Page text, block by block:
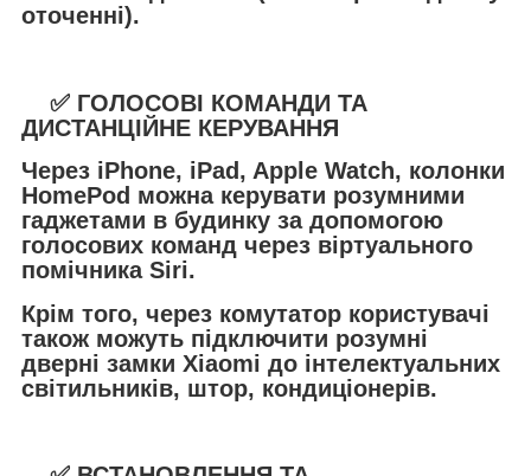
оточенні).
✅ ГОЛОСОВІ КОМАНДИ ТА
ДИСТАНЦІЙНЕ КЕРУВАННЯ
Через iPhone, iPad, Apple Watch, колонки
HomePod можна керувати розумними
гаджетами в будинку за допомогою
голосових команд через віртуального
помічника Siri.
Крім того, через комутатор користувачі
також можуть підключити розумні
дверні замки Xiaomi до інтелектуальних
світильників, штор, кондиціонерів.